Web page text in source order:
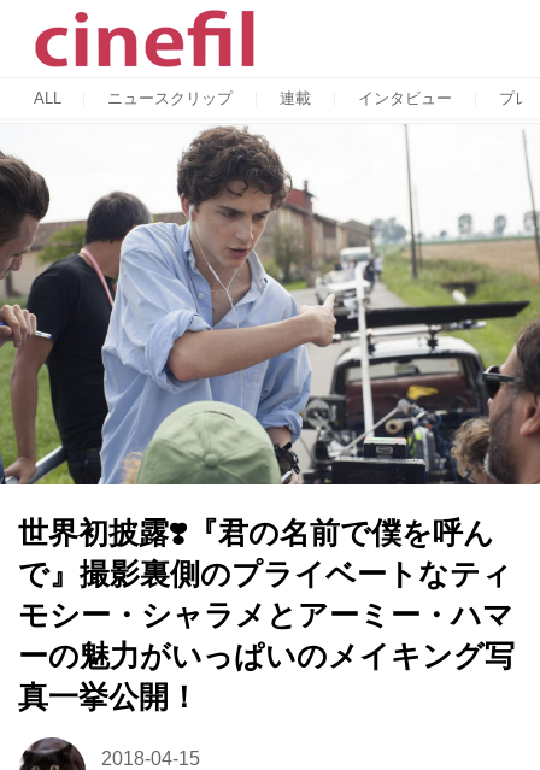
ALL ニュースクリップ 連載 インタビュー プレ
世界初披露❣️『君の名前で僕を呼ん
で』撮影裏側のプライベートなティ
モシー・シャラメとアーミー・ハマ
ーの魅力がいっぱいのメイキング写
真一挙公開！
2018-04-15